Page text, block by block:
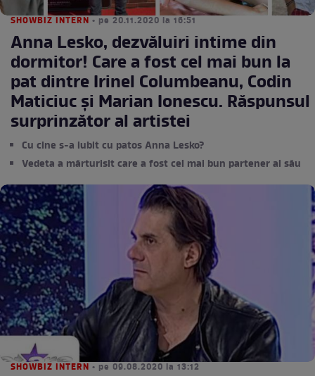
SHOWBIZ INTERN • pe 20.11.2020 la 16:51
Anna Lesko, dezvăluiri intime din
dormitor! Care a fost cel mai bun la
pat dintre Irinel Columbeanu, Codin
Maticiuc și Marian Ionescu. Răspunsul
surprinzător al artistei
Cu cine s-a iubit cu patos Anna Lesko?
Vedeta a mărturisit care a fost cel mai bun partener al său
SHOWBIZ INTERN • pe 09.08.2020 la 13:12